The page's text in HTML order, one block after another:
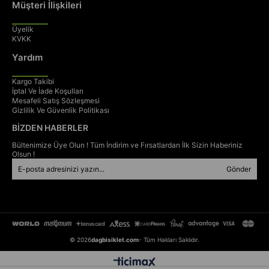
Bianchi Newtourer
bir arada isteyenler için mükemmel bir şehir bisikletidir. 🚲
Müşteri İlişkileri
Üyelik
KVKK
Yardım
Kargo Takibi
İptal Ve İade Koşulları
Mesafeli Satış Sözleşmesi
Gizlilik Ve Güvenlik Politikası
BİZDEN HABERLER
Bültenimize Üye Olun ! Tüm İndirim ve Fırsatlardan İlk Sizin Haberiniz
Olsun !
Gönder
© 2026dagbisiklet.com- Tüm Hakları Saklıdır.